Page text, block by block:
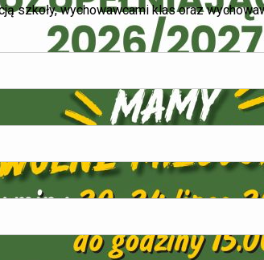
szkoły, wychowawcami klas oraz